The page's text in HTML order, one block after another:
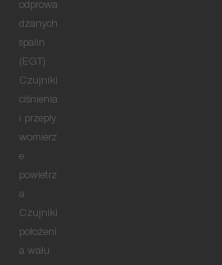
odprowa
dzanych
spalin
(EGT)
Czujniki
ciśnienia
i przepły
womierz
e
powietrz
a
Czujniki
położeni
a wału